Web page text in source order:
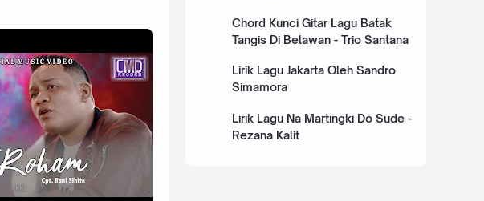
Chord Kunci Gitar Lagu Batak
Tangis Di Belawan - Trio Santana
Lirik Lagu Jakarta Oleh Sandro
Simamora
Lirik Lagu Na Martingki Do Sude -
Rezana Kalit